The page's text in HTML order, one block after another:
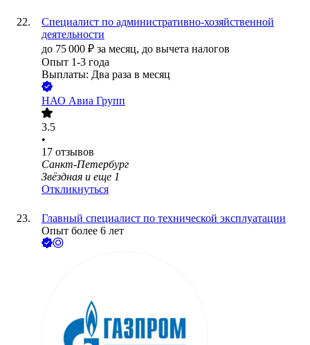
Специалист по административно-хозяйственной
деятельности
до 75 000 ₽ за месяц, до вычета налогов
Опыт 1-3 года
Выплаты: Два раза в месяц
НАО Авиа Групп
3.5
•
17 отзывов
Санкт-Петербург
Звёздная и еще 1
Откликнуться
Главный специалист по технической эксплуатации
Опыт более 6 лет